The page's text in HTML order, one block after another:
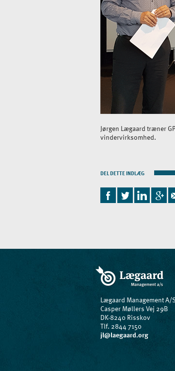
Jørgen Lægaard træner
vindervirksomhed.
DEL DETTE INDLÆG
Lægaard Management A/
Casper Møllers Vej 29B
DK-8240 Risskov
Tlf. 2844 7150
jl@laegaard.org